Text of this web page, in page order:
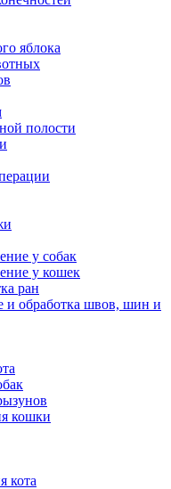
яблока
полости
у собак
у кошек
ран
и обработка швов, шин и
кошки
кота